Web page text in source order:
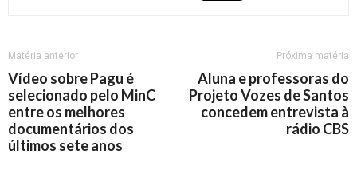
Matéria anterior
Vídeo sobre Pagu é
selecionado pelo MinC
entre os melhores
documentários dos
últimos sete anos
Próxima matéria
Aluna e professoras do
Projeto Vozes de Santos
concedem entrevista à
rádio CBS